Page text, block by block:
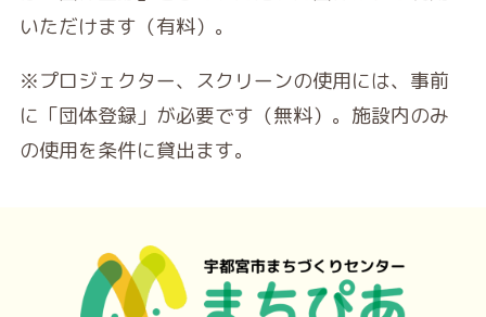
いただけます（有料）。
※プロジェクター、スクリーンの使用には、事前
に「団体登録」が必要です（無料）。施設内のみ
の使用を条件に貸出ます。